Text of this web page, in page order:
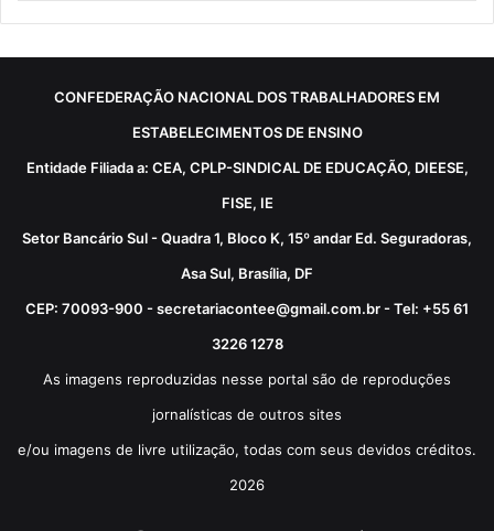
CONFEDERAÇÃO NACIONAL DOS TRABALHADORES EM
ESTABELECIMENTOS DE ENSINO
Entidade Filiada a: CEA, CPLP-SINDICAL DE EDUCAÇÃO, DIEESE,
FISE, IE
Setor Bancário Sul - Quadra 1, Bloco K, 15º andar Ed. Seguradoras,
Asa Sul, Brasília, DF
CEP: 70093-900 - secretariacontee@gmail.com.br - Tel: +55 61
3226 1278
As imagens reproduzidas nesse portal são de reproduções
jornalísticas de outros sites
e/ou imagens de livre utilização, todas com seus devidos créditos.
2026